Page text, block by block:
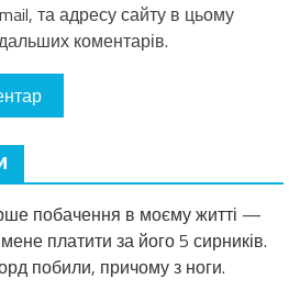
та адресу сайту в цьому
коментарів.
побачення в моєму житті —
платити за його 5 сирників.
побили, причому з ноги.